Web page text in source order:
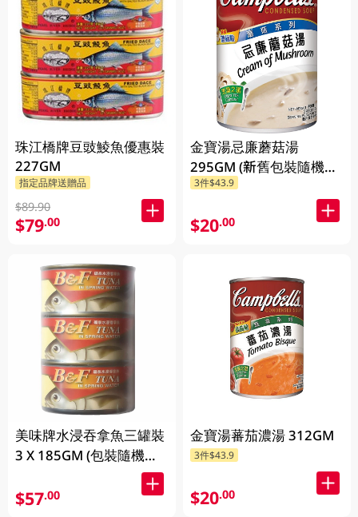
珠江橋牌豆豉鯪魚優惠裝
227GM
指定品牌送贈品
$89.90
$79.00
美味牌水浸吞拿魚三罐裝
3 X 185GM (包裝隨機發
$57.00
金寶湯忌廉蘑菇湯
295GM (新舊包裝隨機發
貨) (包裝隨機發放)
3件$43.9
$20.00
金寶湯蕃茄濃湯 312GM
3件$43.9
$20.00